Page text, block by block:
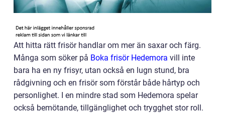
Att hitta rätt frisör handlar om mer än saxar och färg.
Många som söker på Boka frisör Hedemora vill inte
bara ha en ny frisyr, utan också en lugn stund, bra
rådgivning och en frisör som förstår både hårtyp och
personlighet. I en mindre stad som Hedemora spelar
också bemötande, tillgänglighet och trygghet stor roll.